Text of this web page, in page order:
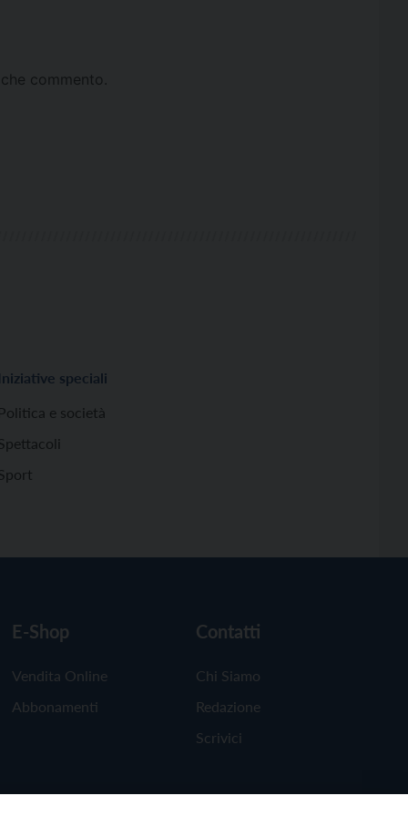
commento.
Iniziative speciali
Politica e società
E-Shop
Vendita Online
Abbonamenti
Contatti
Chi Siamo
Redazione
Scrivici